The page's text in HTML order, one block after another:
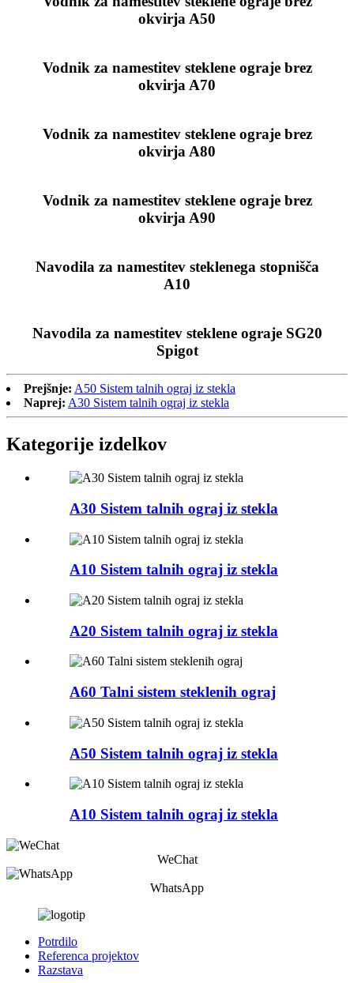
okvirja A50
Vodnik za namestitev steklene ograje brez
okvirja A70
Vodnik za namestitev steklene ograje brez
okvirja A80
Vodnik za namestitev steklene ograje brez
okvirja A90
Navodila za namestitev steklenega stopnišča
A10
Navodila za namestitev steklene ograje SG20
Spigot
Prejšnje: A50 Sistem talnih ograj iz stekla
Naprej: A30 Sistem talnih ograj iz stekla
Kategorije izdelkov
A30 Sistem talnih ograj iz stekla
A10 Sistem talnih ograj iz stekla
A20 Sistem talnih ograj iz stekla
A60 Talni sistem steklenih ograj
A50 Sistem talnih ograj iz stekla
A10 Sistem talnih ograj iz stekla
WeChat
WhatsApp
Potrdilo
Referenca projektov
Razstava